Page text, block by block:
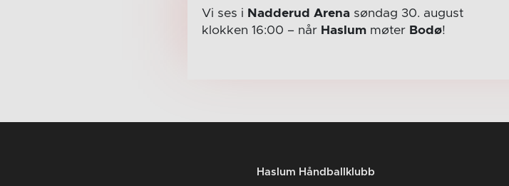
Vi ses i Nadderud Arenasøndag 30. august
klokken 16:00 – når Haslummøter Bodø!
Haslum Håndballklubb